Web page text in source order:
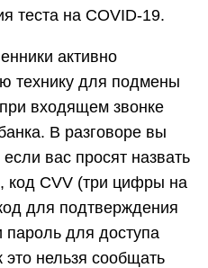
теста на COVID-19.
активно
технику для подмены
входящем звонке
В разговоре вы
вас просят назвать
код CVV (три цифры на
для подтверждения
пароль для доступа
нельзя сообщать